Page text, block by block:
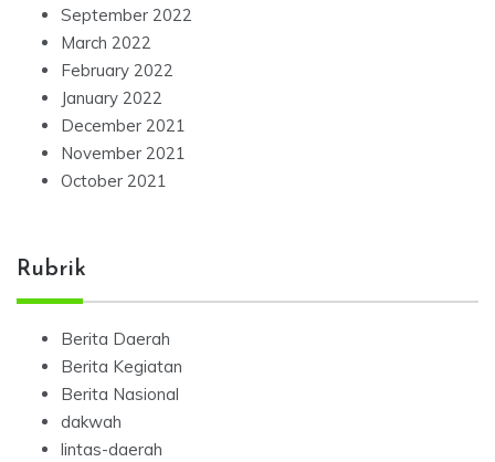
September 2022
March 2022
February 2022
January 2022
December 2021
November 2021
October 2021
Rubrik
Berita Daerah
Berita Kegiatan
Berita Nasional
dakwah
lintas-daerah